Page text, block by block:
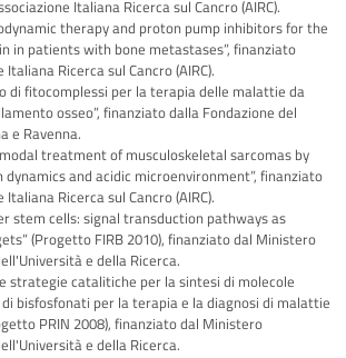
Italiana Ricerca sul Cancro (AIRC).
therapy and proton pump inhibitors for the
in patients with bone metastases”, finanziato
Italiana Ricerca sul Cancro (AIRC).
di fitocomplessi per la terapia delle malattie da
osseo”, finanziato dalla Fondazione del
e Ravenna.
treatment of musculoskeletal sarcomas by
and acidic microenvironment”, finanziato
Italiana Ricerca sul Cancro (AIRC).
stem cells: signal transduction pathways as
(Progetto FIRB 2010), finanziato dal Ministero
e della Ricerca.
strategie catalitiche per la sintesi di molecole
bisfosfonati per la terapia e la diagnosi di malattie
PRIN 2008), finanziato dal Ministero
e della Ricerca.